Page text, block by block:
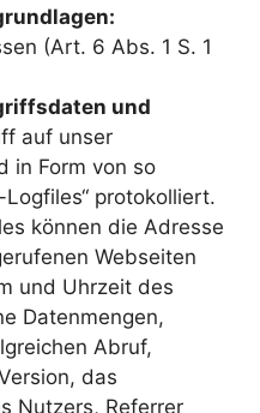
(Art. 6 Abs. 1 S. 1
und
auf unser
in Form von so
Logfiles“ protokolliert.
können die Adresse
Webseiten
und Uhrzeit des
Datenmengen,
Abruf,
das
Nutzers, Referrer